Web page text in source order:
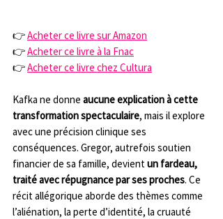
👉 Acheter ce livre sur Amazon
👉 Acheter ce livre à la Fnac
👉 Acheter ce livre chez Cultura
Kafka ne donne aucune explication à cette
transformation spectaculaire, mais il explore
avec une précision clinique ses
conséquences. Gregor, autrefois soutien
financier de sa famille, devient un fardeau,
traité avec répugnance par ses proches. Ce
récit allégorique aborde des thèmes comme
l’aliénation, la perte d’identité, la cruauté